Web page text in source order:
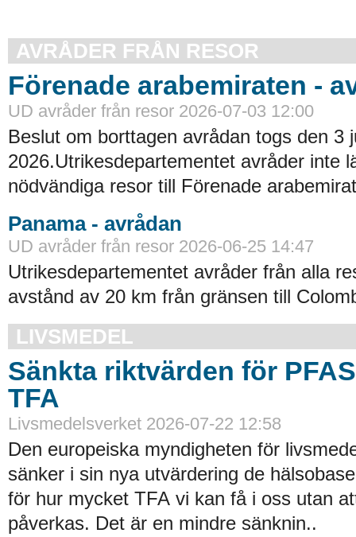
AVRÅDER FRÅN RESOR
Förenade arabemiraten -
UD avråder från resor 2026-07-03 12:00
Beslut om borttagen avrådan togs den 3
2026.Utrikesdepartementet avråder inte
nödvändiga resor till Förenade
Panama - avrådan
UD avråder från resor 2026-06-25 14:47
Utrikesdepartementet avråder från alla
avstånd av 20 km från gränsen till
LIVSMEDEL
Sänkta riktvärden för
TFA
Livsmedelsverket 2026-07-22 12:58
Den europeiska myndigheten för
sänker i sin nya utvärdering de
för hur mycket TFA vi kan få i oss utan
påverkas. Det är en mindre sänknin..